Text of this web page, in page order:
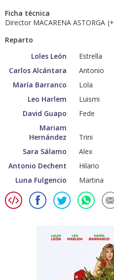
Ficha técnica
Director MACARENA ASTORGA (+
Reparto
Loles León
Estrella
Carlos Alcántara
Antonio
María Barranco
Lola
Leo Harlem
Luismi
David Guapo
Fede
Mariam
Hernández
Trini
Sara Sálamo
Alex
Antonio Dechent
Hilario
Luna Fulgencio
Martina